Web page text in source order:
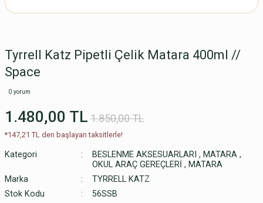
Tyrrell Katz Pipetli Çelik Matara 400ml //
Space
0 yorum
1.480,00 TL 1.850,00 TL
*147,21 TL den başlayan taksitlerle!
Kategori BESLENME AKSESUARLARI , MATARA ,
OKUL ARAÇ GEREÇLERİ , MATARA
Marka
TYRRELL KATZ
Stok Kodu
56SSB